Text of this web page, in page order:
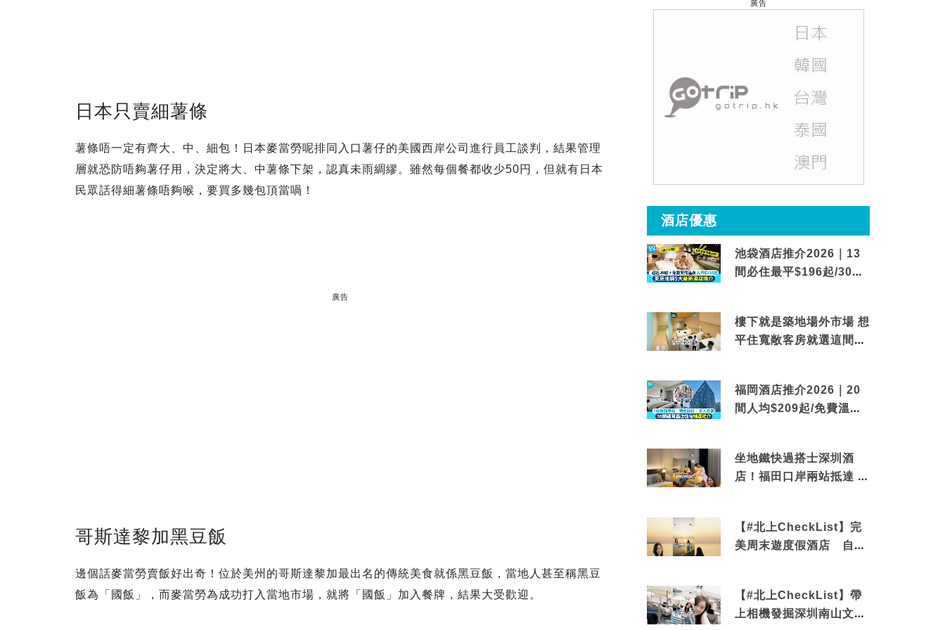
日本只賣細薯條
薯條唔一定有齊大、中、細包！日本麥當勞呢排同入口薯仔的美國西岸公司進行員工談判，結果管理
層就恐防唔夠薯仔用，決定將大、中薯條下架，認真未雨綢繆。雖然每個餐都收少50円，但就有日本
民眾話得細薯條唔夠喉，要買多幾包頂當喎！
廣告
哥斯達黎加黑豆飯
邊個話麥當勞賣飯好出奇！位於美州的哥斯達黎加最出名的傳統美食就係黑豆飯，當地人甚至稱黑豆
飯為「國飯」，而麥當勞為成功打入當地市場，就將「國飯」加入餐牌，結果大受歡迎。
廣告
酒店優惠
池袋酒店推介2026｜13
間必住最平$196起/30秒
樓下就是築地場外市場 想
平住寬敞客房就選這間東
福岡酒店推介2026｜20
間人均$209起/免費溫泉/
坐地鐵快過搭士深圳酒
店！福田口岸兩站抵達 還
【#北上CheckList】完
美周末遊度假酒店 自帶
【#北上CheckList】帶
上相機發掘深圳南山文藝